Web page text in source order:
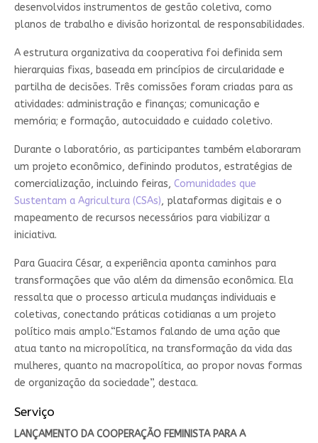
desenvolvidos instrumentos de gestão coletiva, como
planos de trabalho e divisão horizontal de responsabilidades.
A estrutura organizativa da cooperativa foi definida sem
hierarquias fixas, baseada em princípios de circularidade e
partilha de decisões. Três comissões foram criadas para as
atividades: administração e finanças; comunicação e
memória; e formação, autocuidado e cuidado coletivo.
Durante o laboratório, as participantes também elaboraram
um projeto econômico, definindo produtos, estratégias de
comercialização, incluindo feiras, Comunidades que
Sustentam a Agricultura (CSAs), plataformas digitais e o
mapeamento de recursos necessários para viabilizar a
iniciativa.
Para Guacira César, a experiência aponta caminhos para
transformações que vão além da dimensão econômica. Ela
ressalta que o processo articula mudanças individuais e
coletivas, conectando práticas cotidianas a um projeto
político mais amplo.“Estamos falando de uma ação que
atua tanto na micropolítica, na transformação da vida das
mulheres, quanto na macropolítica, ao propor novas formas
de organização da sociedade”, destaca.
Serviço
LANÇAMENTO DA COOPERAÇÃO FEMINISTA PARA A